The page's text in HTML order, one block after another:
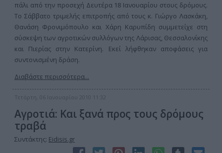
πάλι από την προσεχή Δευτέρα 18 Ιανουαρίου στους δρόμους.
Το Σάββατο τριμελής επιτροπής από τους κ. Γιώργο Λασκάκη,
Θανάση Φρονιμόπουλο και Χάρη Καρυπίδη συμμετείχε στη
σύσκεψη των αγροτικών συλλόγων της Λάρισας, Θεσσαλονίκης
και Πιερίας στην Κατερίνη. Εκεί λήφθηκαν αποφάσεις για
συντονισμένη δράση.
Διαβάστε περισσότερα...
Τετάρτη, 06 Ιανουαρίου 2010 11:32
Αγροτιά: Και ξανά προς τους δρόμους
τραβά
Συντάκτης: Eidisis.gr